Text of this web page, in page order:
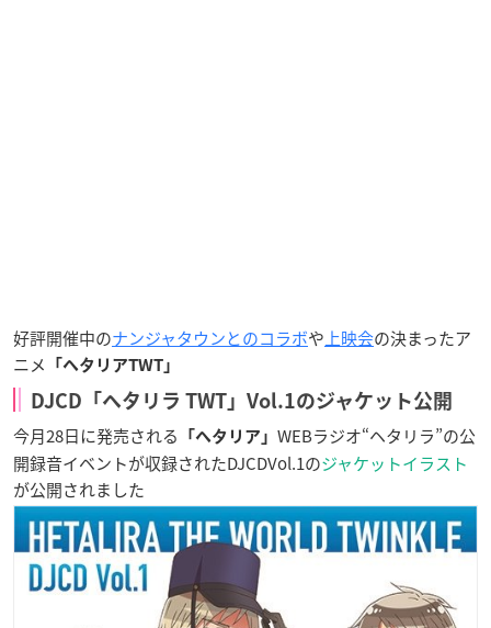
好評開催中のナンジャタウンとのコラボや 上映会の決まったア
ニメ
「ヘタリアTWT」
DJCD「ヘタリラ TWT」Vol.1のジャケット公開
今月28日に発売される 「ヘタリア」 WEBラジオ“ヘタリラ”の公
開録音イベントが収録されたDJCDVol.1のジャケットイラスト
が公開されました